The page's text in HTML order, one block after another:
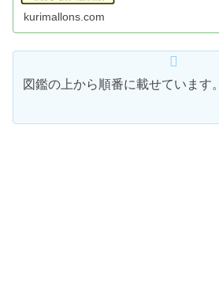
kurimallons.com
図鑑の上から順番に載せています。